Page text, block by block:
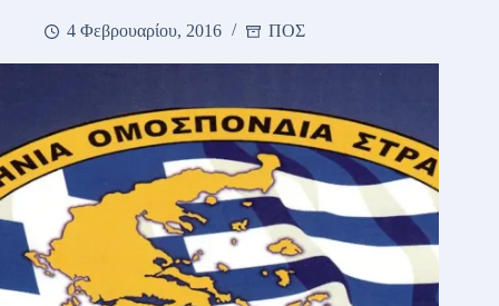
4 Φεβρουαρίου, 2016 ΠΟΣ